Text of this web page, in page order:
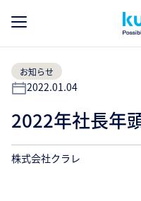
お知らせ
2022.01.04
2022年社長年
株式会社クラレ